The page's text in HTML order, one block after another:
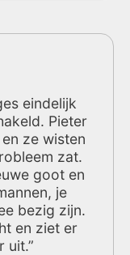
eindelijk
Pieter
ze wisten
zat.
goot en
je
bezig zijn.
en ziet er
uit.”